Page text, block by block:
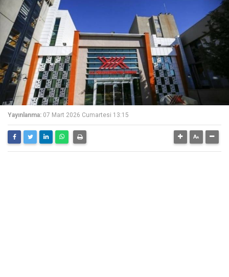
Yayınlanma: 07 Mart 2026 Cumartesi 13:15